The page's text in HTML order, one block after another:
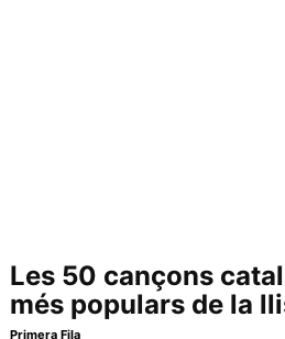
Les 50 cançons
més populars de la
Primera Fila